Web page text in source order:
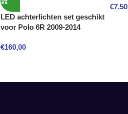
LED achterlichten set geschikt
voor Polo 6R 2009-2014
€160,00
€7,50